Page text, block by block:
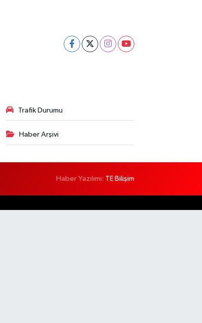
Trafik Durumu
Haber Arşivi
Haber Yazılımı: TE Bilişim